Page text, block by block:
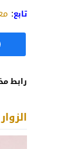
تابع:
رابط